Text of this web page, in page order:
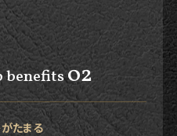
benefits02
たまる